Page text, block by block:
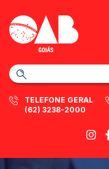
TELEFONE GERAL
(62) 3238-2000